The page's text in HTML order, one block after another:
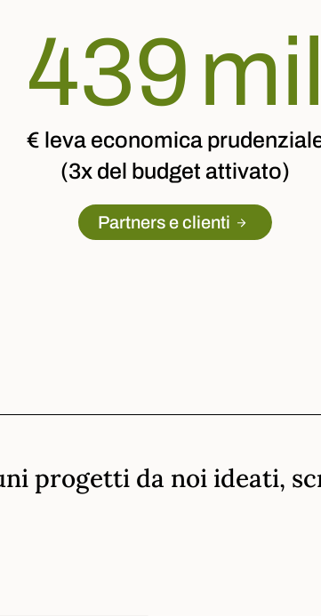
570mil
€ leva economica
(3x del budget attivato)
Partners e clienti
progetti da noi ideati,